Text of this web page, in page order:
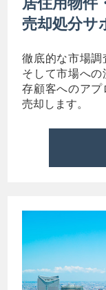
売却処分サ
徹底的な市場調
そして市場へ
存顧客へのアプ
売却します。